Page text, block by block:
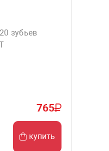
зубьев
765
купить